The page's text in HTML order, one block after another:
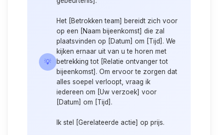
💡
Het [Betrokken team] bereidt zich voor
op een [Naam bijeenkomst] die zal
plaatsvinden op [Datum] om [Tijd]. We
kijken ernaar uit van u te horen met
betrekking tot [Relatie ontvanger tot
bijeenkomst]. Om ervoor te zorgen dat
alles soepel verloopt, vraag ik
iedereen om [Uw verzoek] voor
[Datum] om [Tijd].
Ik stel [Gerelateerde actie] op prijs.